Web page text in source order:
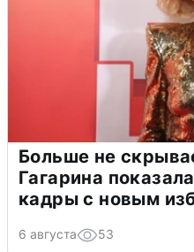
Больше не
Гагарина
кадры с новым
6 августа 53